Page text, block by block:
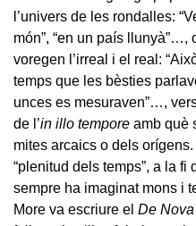
l’univers de les rondalles:
món”, “en un país
voregen l’irreal i el real:
temps que les bèsties
unces es mesuraven”…,
de l’in illo tempore amb què
mites arcaics o dels
“plenitud dels temps”, a la
sempre ha imaginat mons i
More va escriure el De